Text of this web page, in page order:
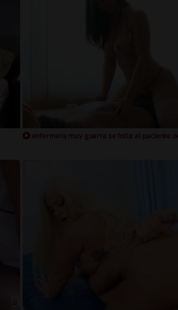
enfermera muy guarra se folla al paciente